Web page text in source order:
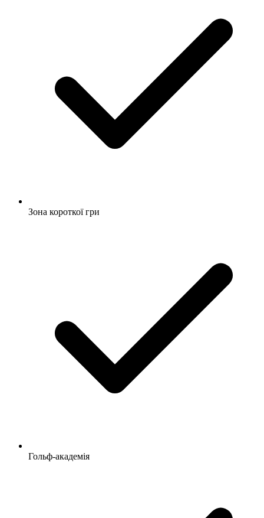
Зона короткої гри
Гольф-академія